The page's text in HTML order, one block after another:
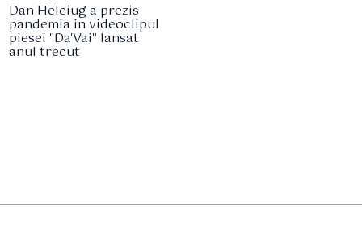
Dan Helciug a prezis
pandemia in videoclipul
piesei "Da'Vai" lansat
anul trecut